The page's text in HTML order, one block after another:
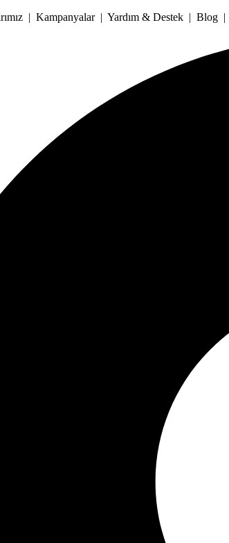
| Kampanyalar | Yardım & Destek |